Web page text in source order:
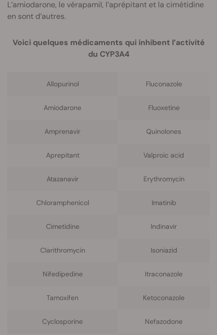
L’amiodarone, le vérapamil, l’aprépitant et la cimétidine
en sont d’autres.
Voici quelques médicaments qui inhibent l’activité
du CYP3A4
Allopurinol Fluconazole
Amiodarone Fluoxetine
Amprenavir Quinolones
Aprepitant Valproic acid
Atazanavir Erythromycin
Chloramphenicol Imatinib
Cimetidine Indinavir
Clarithromycin Isoniazid
Nifedipedine Itraconazole
Tamoxifen Ketoconazole
Cyclosporine Nefazodone